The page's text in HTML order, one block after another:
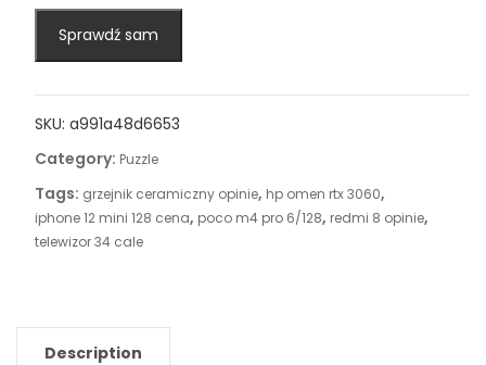
Sprawdź sam
SKU: a991a48d6653
Category: Puzzle
Tags: grzejnik ceramiczny opinie, hp omen rtx 3060,
iphone 12 mini 128 cena, poco m4 pro 6/128, redmi 8 opinie,
telewizor 34 cale
Description